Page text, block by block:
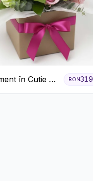
în Cutie cu
și Trandafiri
RON319